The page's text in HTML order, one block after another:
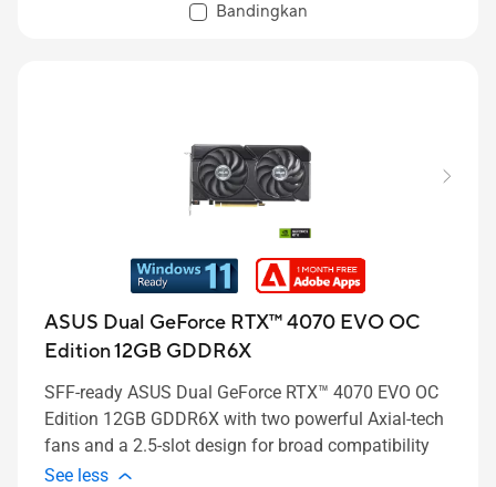
Bandingkan
ASUS Dual GeForce RTX™ 4070 EVO OC
Edition 12GB GDDR6X
SFF-ready ASUS Dual GeForce RTX™ 4070 EVO OC
Edition 12GB GDDR6X with two powerful Axial-tech
fans and a 2.5-slot design for broad compatibility
See less